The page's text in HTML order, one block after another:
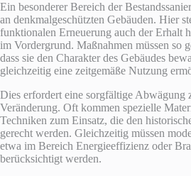
Ein besonderer Bereich der
an denkmalgeschützten Gebäuden. Hier
funktionalen Erneuerung auch der Erhalt
im Vordergrund. Maßnahmen müssen so
dass sie den Charakter des Gebäudes
gleichzeitig eine zeitgemäße Nutzung
Dies erfordert eine sorgfältige Abwägung
Veränderung. Oft kommen spezielle
Techniken zum Einsatz, die den
gerecht werden. Gleichzeitig müssen
etwa im Bereich Energieeffizienz oder
berücksichtigt werden.